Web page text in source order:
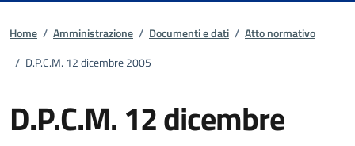
Home / Amministrazione / Documenti e dati / Atto normativo
/ D.P.C.M. 12 dicembre 2005
D.P.C.M. 12 dicembre